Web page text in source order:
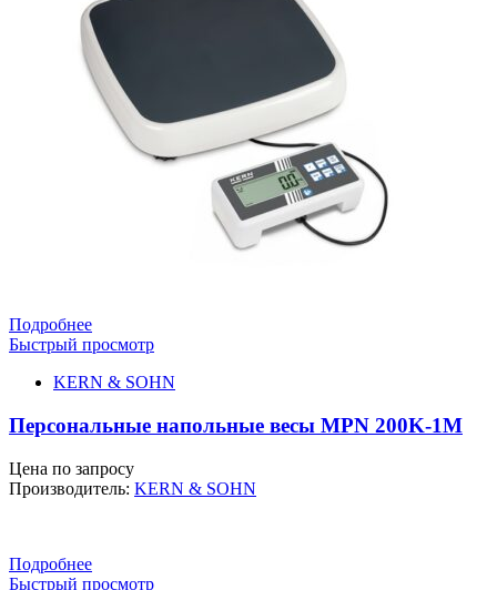
Подробнее
Быстрый просмотр
KERN & SOHN
Персональные напольные весы MPN 200K-1M
Цена по запросу
Производитель: KERN & SOHN
Подробнее
Быстрый просмотр